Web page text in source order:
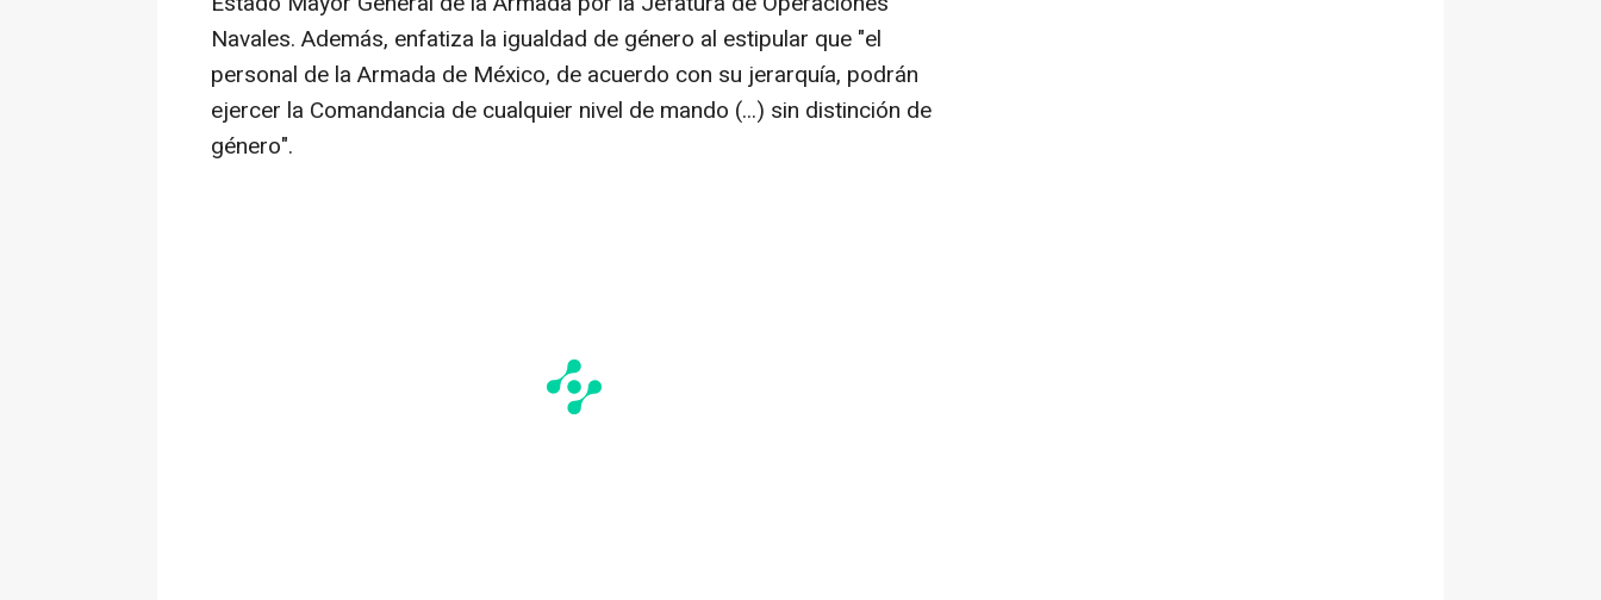
Navales. Además, enfatiza la igualdad de género al estipular que "el
personal de la Armada de México, de acuerdo con su jerarquía, podrán
ejercer la Comandancia de cualquier nivel de mando (...) sin distinción de
género".